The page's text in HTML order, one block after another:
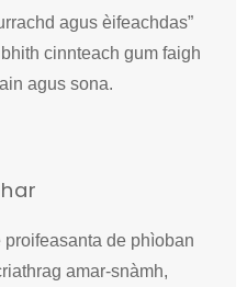
agus èifeachdas”
cinnteach gum faigh
agus sona.
de phìoban
amar-snàmh,